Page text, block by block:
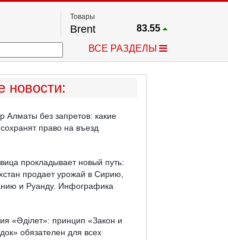
Товары
Brent 83.55
Платина
2.662
ВСЕ РАЗДЕЛЫ
новости:
Алматы без запретов: какие
право на въезд
прокладывает новый путь:
продает урожай в Сирию,
и Руанду. Инфографика
«Әділет»: принцип «Закон и
обязателен для всех